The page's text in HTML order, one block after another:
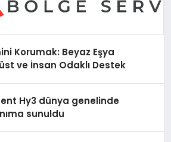
Korumak: Beyaz Eşya
ve İnsan Odaklı Destek
Hy3 dünya genelinde
sunuldu